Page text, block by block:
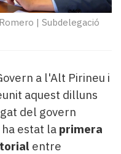
| Subdelegació
a l'Alt Pirineu i
aquest dilluns
del govern
estat la primera
entre